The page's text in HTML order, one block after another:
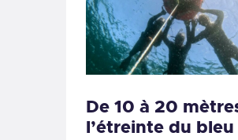
De 10 à 20
l’étreinte du bleu